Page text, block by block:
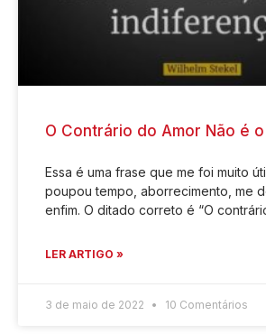
O Contrário do Amor Não é
Essa é uma frase que me foi muito
poupou tempo, aborrecimento, me
enfim. O ditado correto é “O
LER ARTIGO »
3 de maio de 2022 10 Comentários